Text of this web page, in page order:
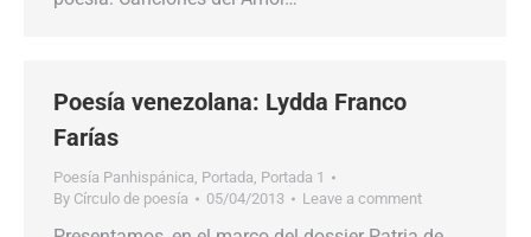
Poesía venezolana: Lydda Franco
Farías
Poesía Panhispánica, Portada, Portada 1
By Círculo de poesía 05/04/2013 Leave a comment